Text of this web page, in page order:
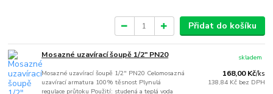
Přidat do košíku
Mosazné uzavírací šoupě 1/2" PN20
Mosazné uzavírací šoupě 1/2" PN20 Celomosazná
uzavírací armatura 100% těsnost Plynulá
regulace průtoku Použití: studená a teplá voda
168,00 Kč/ks
138,84 Kč bez DPH
skladem